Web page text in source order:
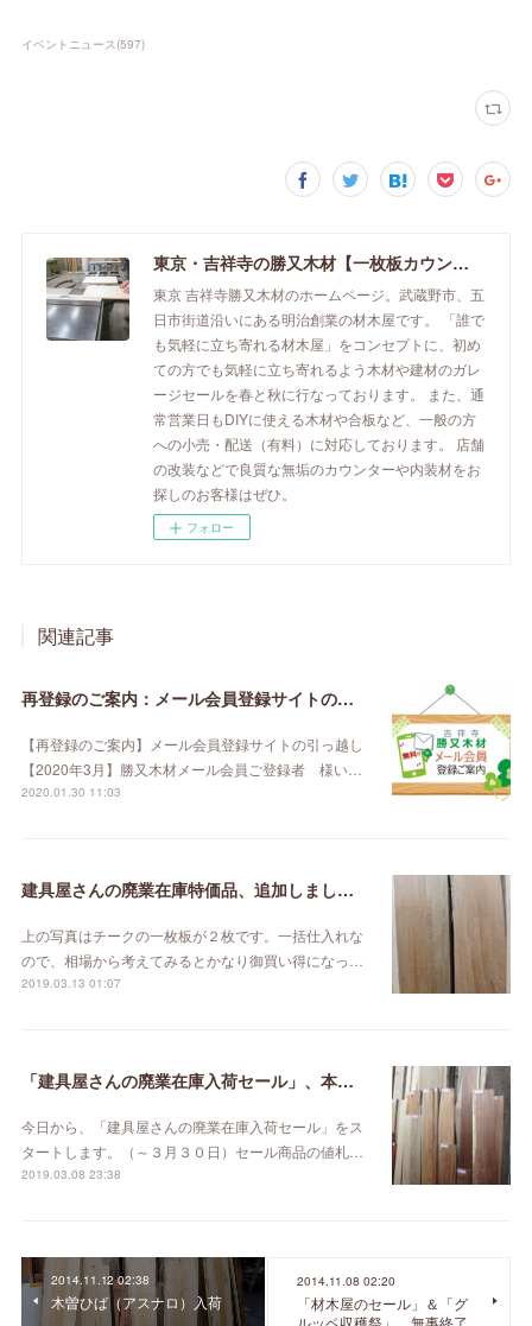
イベントニュース(597)
東京・吉祥寺の勝又木材【一枚板カウンター】
東京 吉祥寺勝又木材のホームページ。武蔵野市、五
日市街道沿いにある明治創業の材木屋です。 「誰で
も気軽に立ち寄れる材木屋」をコンセプトに、初め
ての方でも気軽に立ち寄れるよう木材や建材のガレ
ージセールを春と秋に行なっております。 また、通
常営業日もDIYに使える木材や合板など、一般の方
への小売・配送（有料）に対応しております。 店舗
の改装などで良質な無垢のカウンターや内装材をお
探しのお客様はぜひ。
フォロー
関連記事
再登録のご案内：メール会員登録サイトの引っ越し【2020年3月】
【再登録のご案内】メール会員登録サイトの引っ越し
【2020年3月】勝又木材メール会員ご登録者 様い…
2020.01.30 11:03
建具屋さんの廃業在庫特価品、追加しました。
上の写真はチークの一枚板が２枚です。一括仕入れな
ので、相場から考えてみるとかなり御買い得になっ…
2019.03.13 01:07
「建具屋さんの廃業在庫入荷セール」、本日スタート！
今日から、「建具屋さんの廃業在庫入荷セール」をス
タートします。（～３月３０日）セール商品の値札…
2019.03.08 23:38
2014.11.12 02:38
木曽ひば（アスナロ）入荷
2014.11.08 02:20
「材木屋のセール」＆「グ
ルッペ収穫祭」、無事終了